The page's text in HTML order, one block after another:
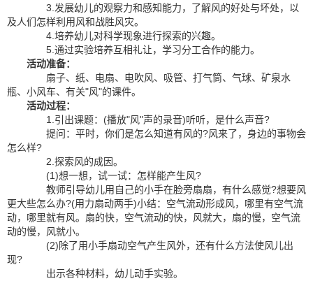
3.发展幼儿的观察力和感知能力，了解风的好处与坏处，以
及人们怎样利用风和战胜风灾。
4.培养幼儿对科学现象进行探索的兴趣。
5.通过实验培养互相礼让，学习分工合作的能力。
活动准备：
扇子、纸、电扇、电吹风、吸管、打气筒、气球、矿泉水
瓶、小风车、有关"风"的课件。
活动过程：
1.引出课题：(播放"风"声的录音)听听，是什么声音?
提问：平时，你们是怎么知道有风的?风来了，身边的事物会
怎么样?
2.探索风的成因。
(1)想一想，试一试：怎样能产生风?
教师引导幼儿用自己的小手在脸旁扇扇，有什么感觉?想要风
更大些怎么办?(用力扇动两手)小结：空气流动形成风，哪里有空气流
动，哪里就有风。扇的快，空气流动的快，风就大，扇的慢，空气流
动的慢，风就小。
(2)除了用小手扇动空气产生风外，还有什么方法使风儿出
现?
出示各种材料，幼儿动手实验。